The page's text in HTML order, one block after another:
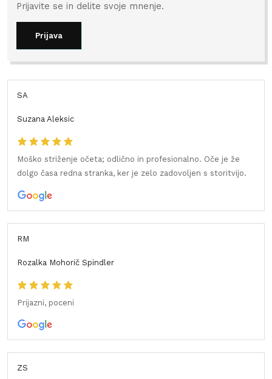
Prijavite se in delite svoje mnenje.
Prijava
SA
Suzana Aleksic
Moško striženje očeta; odlično in profesionalno. Oče je že
dolgo časa redna stranka, ker je zelo zadovoljen s storitvijo.
RM
Rozalka Mohorič Spindler
Prijazni, poceni
ZS